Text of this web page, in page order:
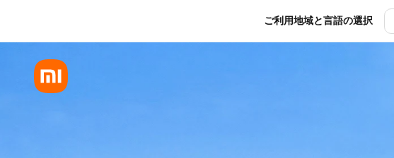
ご利用地域と言語の選択